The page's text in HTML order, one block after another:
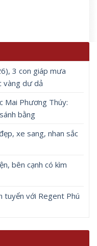
3 con giáp mưa
vàng dư dả
Mai Phương Thúy:
bằng
xe sang, nhan sắc
bên cạnh có kìm
tuyển với Regent Phú